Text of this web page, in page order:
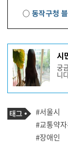
○동작구청
기
사
작
성
자
프
필
시
궁
니
기
사
관
련
태
태
그
#서울시
#교통약
#장애인